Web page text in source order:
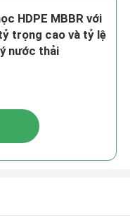
HDPE MBBR với
trọng cao và tỷ lệ
nước thải